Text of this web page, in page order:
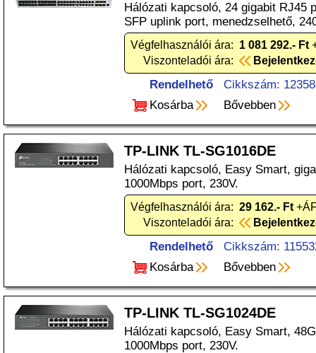
Hálózati kapcsoló, 24 gigabit RJ45
SFP uplink port, menedzselhető,
Végfelhasználói ára: 1 081 292.- Ft
Viszonteladói ára:
Rendelhető
Cikkszám:
Kosárba
Bővebben
TP-LINK TL-SG1016DE
Hálózati kapcsoló, Easy Smart,
1000Mbps port, 230V.
Végfelhasználói ára: 29 162.- Ft
Viszonteladói ára:
Rendelhető
Cikkszám:
Kosárba
Bővebben
TP-LINK TL-SG1024DE
Hálózati kapcsoló, Easy Smart,
1000Mbps port, 230V.